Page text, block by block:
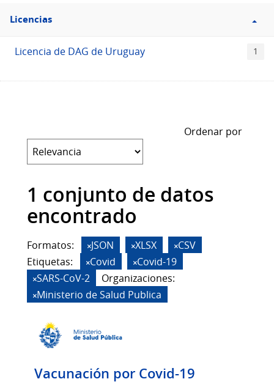
Filtro
Licencias
Licencias
Licencia de DAG de Uruguay 1
Ordenar por
1 conjunto de datos
encontrado
Formatos: JSON XLSX
CSV
Etiquetas:
Covid
Covid-19
SARS-CoV-2
Organizaciones:
Ministerio de Salud Publica
Vacunación por Covid-19